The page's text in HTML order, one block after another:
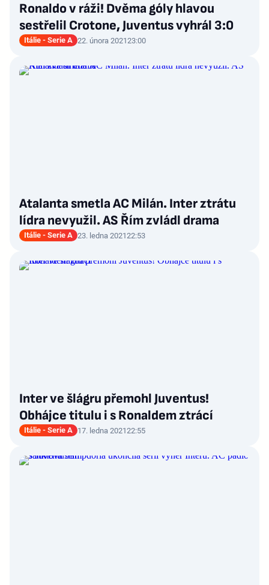
Ronaldo v ráži! Dvěma góly hlavou
sestřelil Crotone, Juventus vyhrál 3:0
Itálie - Serie A 22. února 202123:00
Atalanta smetla AC Milán. Inter ztrátu
lídra nevyužil. AS Řím zvládl drama
Itálie - Serie A 23. ledna 202122:53
Inter ve šlágru přemohl Juventus!
Obhájce titulu i s Ronaldem ztrácí
Itálie - Serie A 17. ledna 202122:55